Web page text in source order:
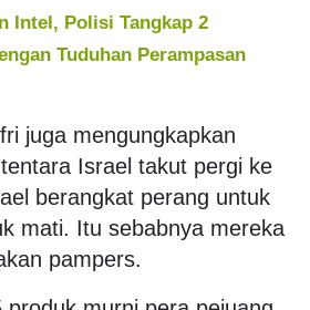
Intel, Polisi Tangkap 2
Tuduhan Perampasan
juga mengungkapkan
Israel takut pergi ke
berangkat perang untuk
mati. Itu sebabnya mereka
pampers.